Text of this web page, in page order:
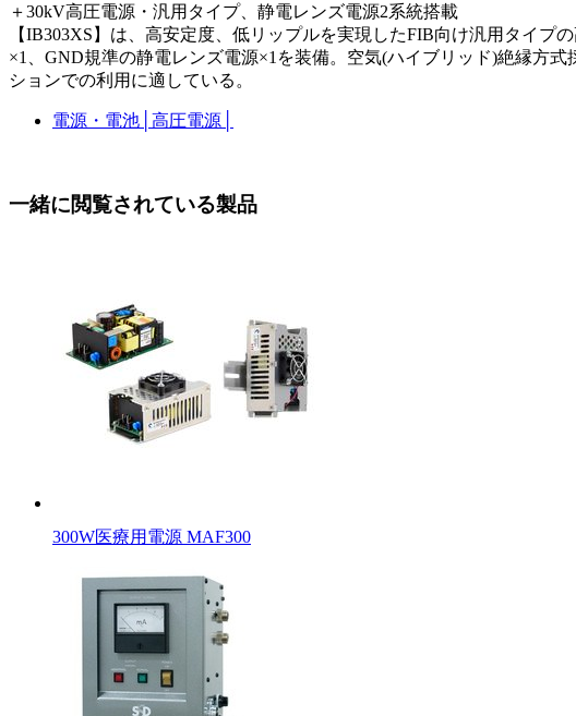
＋30kV高圧電源・汎用タイプ、静電レンズ電源2系統搭載
【IB303XS】は、高安定度、低リップルを実現したFIB向け汎用タイ
×1、GND規準の静電レンズ電源×1を装備。空気(ハイブリッド)絶縁方
ションでの利用に適している。
電源・電池 高圧電源
一緒に閲覧されている製品
300W医療用電源 MAF300